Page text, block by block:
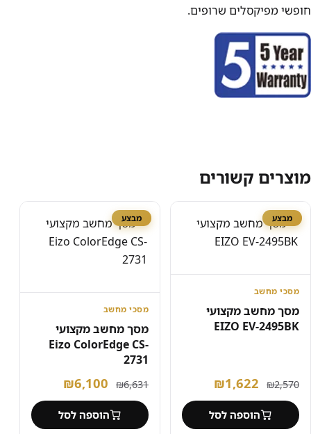
חופשי מפיקסלים שרופים.
מוצרים קשורים
מבצע
מסכי מחשב
מסך מחשב מקצועי
EIZO EV-2495BK
₪2,570
המחיר
המקורי
היה:
₪1,622
הנוכחי
הוא:
הוספה לסל
מבצע
מסכי מחשב
מסך מחשב מקצועי
Eizo ColorEdge CS-
2731
₪6,631
המחיר
המקורי
היה:
₪6,100
הנוכחי
הוא:
הוספה לסל